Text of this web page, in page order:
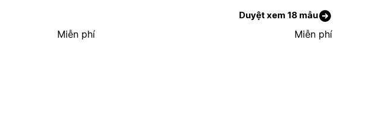
Duyệt xem 18 mẫu
Miễn phí Miễn phí